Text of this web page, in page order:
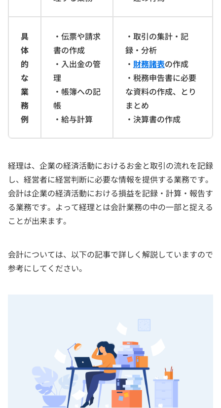
具
体
的
な
業
務
例
・伝票や請求
書の作成
・入出金の管
理
・帳簿への記
帳
・給与計算
・取引の集計・記
録・分析
・ 財務諸表の作成
・税務申告書に必要
な資料の作成、とり
まとめ
・決算書の作成
経理は、企業の経済活動におけるお金と取引の流れを記録
し、経営者に経営判断に必要な情報を提供する業務です。
会計は企業の経済活動における損益を記録・計算・報告す
る業務です。よって経理とは会計業務の中の一部と捉える
ことが出来ます。
会計については、以下の記事で詳しく解説していますので
参考にしてください。